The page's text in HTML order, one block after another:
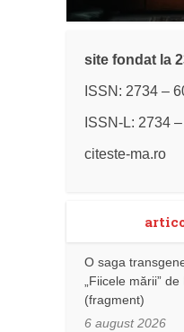
site fondat la
ISSN: 2734 –
ISSN-L: 2734
citeste-ma.ro
O saga
„Fiicele mării”
(fragment)
6 august 2026